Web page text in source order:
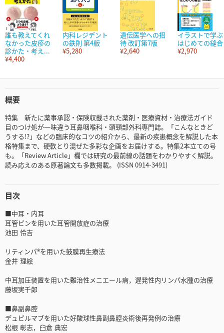
誰も教えてくれ
なかった皮疹の
診かた・考え...
¥4,400
内科レジデント
の鉄則 第4版
¥5,280
遺伝医学への招
待 改訂第7版
¥2,640
イラストで学ぶ
はじめての縫合
¥2,970
概要
特集 新たに薬事承認・保険収載された薬剤・医療資材・治療法ガイド
目のつけ処が一味違う耳鼻咽喉科・頭頸部外科専門誌。「こんなときど
うする!?」などの臨床的なコツの紹介から、最新の疾患概念を解説した本
格特集まで、硬軟とり混ぜた多彩な企画をお届けする。特集2本立ての号
も。「Review Article」欄では研究の最前線の話題をわかりやすく解説。
読み応えのある原著論文も多数掲載。 (ISSN 0914-3491)
目次
■中耳・内耳
耳管ピンを用いた耳管開放症の治療
池田 怜吉
リティンパ®を用いた鼓膜再生療法
金井 理絵
中耳加圧装置を用いた難治性メニエール病，遅発性内リンパ水腫の治療
藤坂実千郎
■鼻副鼻腔
デュピルマブを用いた好酸球性鼻副鼻腔炎術後再発例の治療
松根 彰志，臼倉 典宏